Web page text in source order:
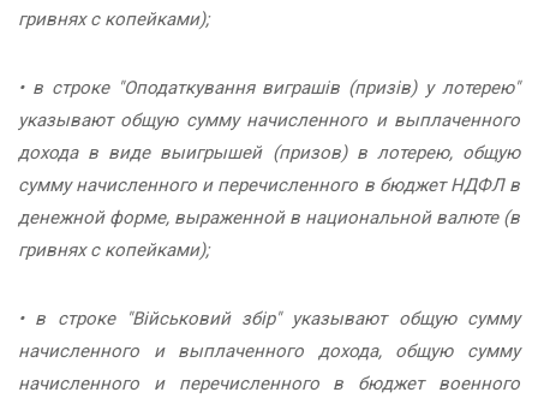
гривнях с копейками);
• в строке "Оподаткування виграшів (призів) у лотерею"
указывают общую сумму начисленного и выплаченного
дохода в виде выигрышей (призов) в лотерею, общую
сумму начисленного и перечисленного в бюджет НДФЛ в
денежной форме, выраженной в национальной валюте (в
гривнях с копейками);
• в строке "Військовий збір" указывают общую сумму
начисленного и выплаченного дохода, общую сумму
начисленного и перечисленного в бюджет военного